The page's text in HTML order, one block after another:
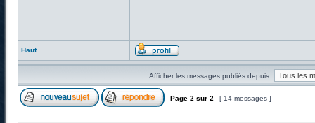
Haut
Afficher les messages publiés depuis:
Page 2 sur 2 [ 14 messages ]